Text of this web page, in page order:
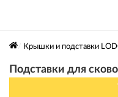
Крышки и подставки
Подставки для